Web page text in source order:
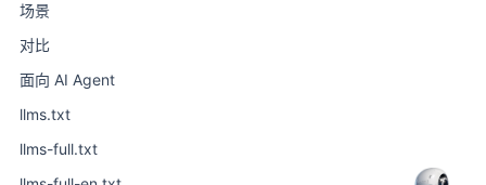
场景
对比
面向 AI Agent
llms.txt
llms-full.txt